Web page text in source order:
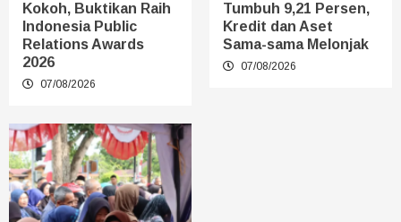
Kokoh, Buktikan Raih
Indonesia Public
Relations Awards
2026
07/08/2026
Tumbuh 9,21 Persen,
Kredit dan Aset
Sama-sama Melonjak
07/08/2026